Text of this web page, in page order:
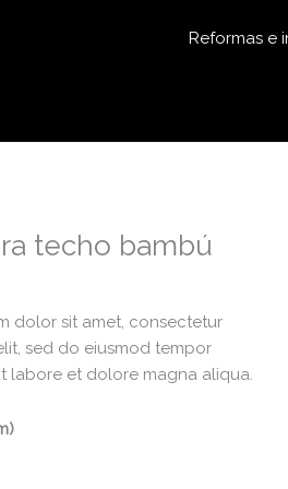
Reformas e
techo bambú
dolor sit amet, consectetur
sed do eiusmod tempor
labore et dolore magna aliqua.